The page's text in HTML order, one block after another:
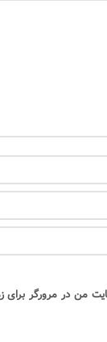
من در مرورگر برای